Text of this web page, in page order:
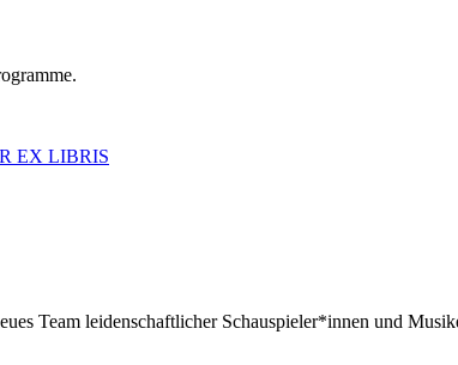
Team leidenschaftlicher Schauspieler*innen und